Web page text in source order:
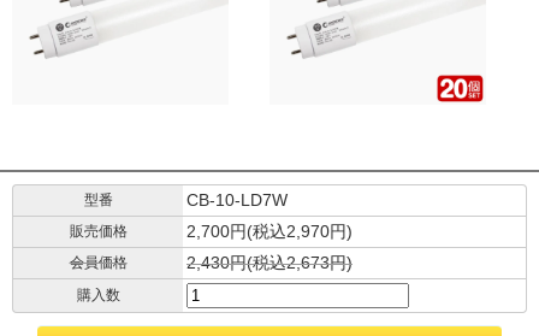
型番 CB-10-LD7W
販売価格 2,700円(税込2,970円)
会員価格 2,430円(税込2,673円)
購入数